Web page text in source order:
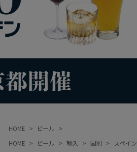
HOME
ビール
HOME
ビール 輸入 国別 スペイン